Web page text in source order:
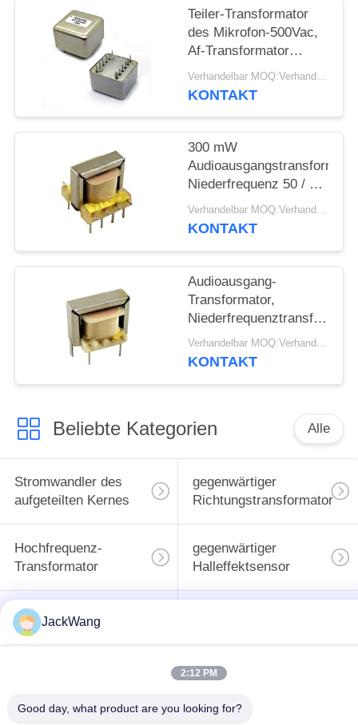
PRIVACY
POLICY
Teiler-Transformator
des Mikrofon-500Vac,
Af-Transformator
Niederfrequenz
Verhandelbar MOQ:Verhandlung
KONTAKT
300 mW
Niederfrequenz 50 / 60
Hz
Verhandelbar MOQ:Verhandlung
KONTAKT
Audioausgang-
Transformator,
Audiosignal-
Transformator
Verhandelbar MOQ:Verhandlung
KONTAKT
Beliebte Kategorien Alle
Stromwandler des
aufgeteilten Kernes
gegenwärtiger
Richtungstransformator
Hochfrequenz-
Transformator
gegenwärtiger
Halleffektsensor
BAD Energie-
Induktor
hohe gegenwärtige
JackWang
2:12 PM
Good day, what product are you looking for?